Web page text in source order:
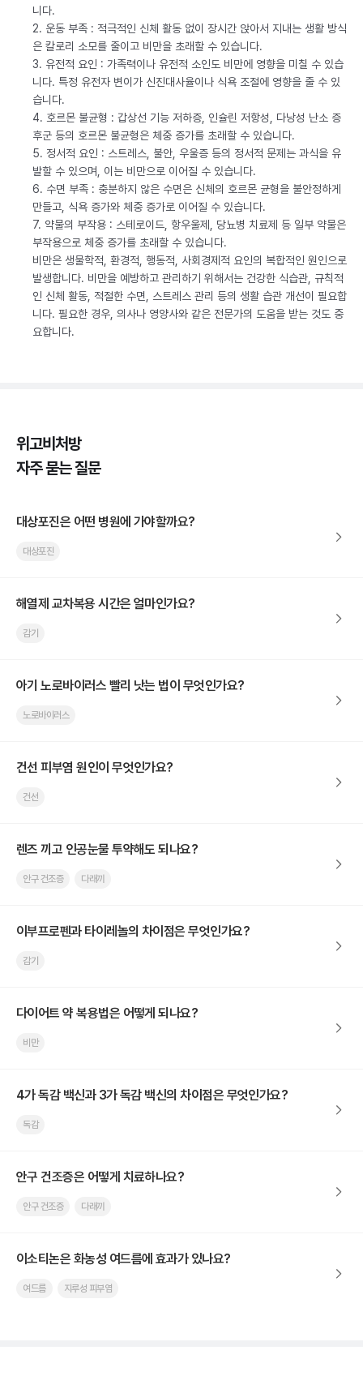
니다.
2. 운동 부족 : 적극적인 신체 활동 없이 장시간 앉아서 지내는 생활 방식
은 칼로리 소모를 줄이고 비만을 초래할 수 있습니다.
3. 유전적 요인 : 가족력이나 유전적 소인도 비만에 영향을 미칠 수 있습
니다. 특정 유전자 변이가 신진대사율이나 식욕 조절에 영향을 줄 수 있
습니다.
4. 호르몬 불균형 : 갑상선 기능 저하증, 인슐린 저항성, 다낭성 난소 증
후군 등의 호르몬 불균형은 체중 증가를 초래할 수 있습니다.
5. 정서적 요인 : 스트레스, 불안, 우울증 등의 정서적 문제는 과식을 유
발할 수 있으며, 이는 비만으로 이어질 수 있습니다.
6. 수면 부족 : 충분하지 않은 수면은 신체의 호르몬 균형을 불안정하게
만들고, 식욕 증가와 체중 증가로 이어질 수 있습니다.
7. 약물의 부작용 : 스테로이드, 항우울제, 당뇨병 치료제 등 일부 약물은
부작용으로 체중 증가를 초래할 수 있습니다.
비만은 생물학적, 환경적, 행동적, 사회경제적 요인의 복합적인 원인으로
발생합니다. 비만을 예방하고 관리하기 위해서는 건강한 식습관, 규칙적
인 신체 활동, 적절한 수면, 스트레스 관리 등의 생활 습관 개선이 필요합
니다. 필요한 경우, 의사나 영양사와 같은 전문가의 도움을 받는 것도 중
요합니다.
위고비처방
자주 묻는 질문
대상포진은 어떤 병원에 가야할까요?
대상포진
해열제 교차복용 시간은 얼마인가요?
감기
아기 노로바이러스 빨리 낫는 법이 무엇인가요?
노로바이러스
건선 피부염 원인이 무엇인가요?
건선
렌즈 끼고 인공눈물 투약해도 되나요?
안구 건조증 다래끼
이부프로펜과 타이레놀의 차이점은 무엇인가요?
감기
다이어트 약 복용법은 어떻게 되나요?
비만
4가 독감 백신과 3가 독감 백신의 차이점은 무엇인가요?
독감
안구 건조증은 어떻게 치료하나요?
안구 건조증 다래끼
이소티논은 화농성 여드름에 효과가 있나요?
여드름 지루성 피부염